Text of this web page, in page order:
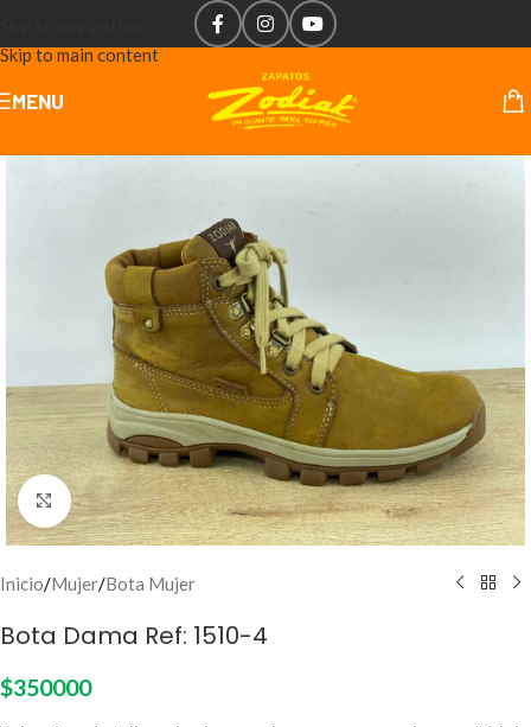
Skip to main content
MENU
Click to enlarge
Inicio/Mujer/Bota Mujer
Bota Dama Ref: 1510-4
$350000